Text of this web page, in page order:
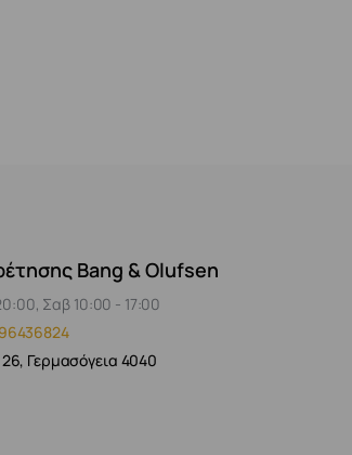
Bang & Olufsen
Σαβ 10:00 - 17:00
Γερμασόγεια 4040